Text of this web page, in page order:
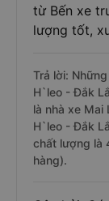
từ Bến xe
lượng tốt,
Trả lời:
H`leo - Đắk
là nhà xe Mai
H`leo - Đắk
chất lượng là
hàng).